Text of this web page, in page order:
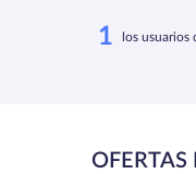
1 los usuarios
OFERTAS